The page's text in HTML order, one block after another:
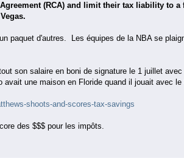
(RCA) and limit their tax liability to
paquet d'autres. Les équipes de la NBA se
son salaire en boni de signature le 1 juillet
une maison en Floride quand il jouait avec
shoots-and-scores-tax-savings
des $$$ pour les impôts.